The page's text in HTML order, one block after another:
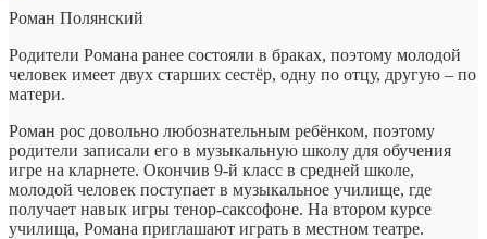
Роман Полянский
Родители Романа ранее состояли в браках, поэтому молодой
человек имеет двух старших сестёр, одну по отцу, другую – по
матери.
Роман рос довольно любознательным ребёнком, поэтому
родители записали его в музыкальную школу для обучения
игре на кларнете. Окончив 9-й класс в средней школе,
молодой человек поступает в музыкальное училище, где
получает навык игры тенор-саксофоне. На втором курсе
училища, Романа приглашают играть в местном театре.